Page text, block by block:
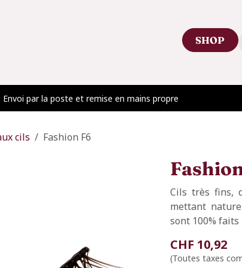
SHOP
Envoi par la poste et remise en mains propre
cils Fashion F6
Cils très fins,
mettant
sont 100% faits
CHF 10,92
(Toutes taxes